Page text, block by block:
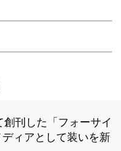
刊した「フォーサイ
ィアとして装いを新